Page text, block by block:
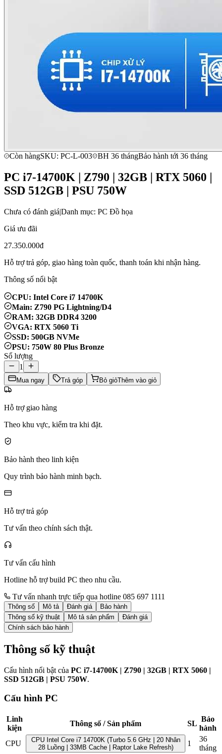
Còn hàngSKU: PC-L-003 BH 36 thángBảo hành tới 36 tháng
PC i7-14700K | Z790 | 32GB | RTX 5060 |
SSD 512GB | PSU 750W
Chưa có đánh giá|Danh mục: PC Đồ họa
Giá ưu đãi
27.350.000đ
Hỗ trợ trả góp, giao hàng toàn quốc, thanh toán khi nhận hàng.
Thông số nổi bật
CPU: Intel Core i7 14700K
Main: Z790 PG Lightning/D4
RAM: 32GB DDR4 3200
VGA: RTX 5060 Ti
SSD: 500GB NVMe
PSU: 750W 80 Plus Bronze
Số lượng
1
Mua ngay Trả góp Bỏ giỏThêm vào giỏ
Hỗ trợ giao hàng
Theo khu vực, kiểm tra khi đặt.
Bảo hành theo linh kiện
Quy trình bảo hành minh bạch.
Hỗ trợ trả góp
Tư vấn theo chính sách thật.
Tư vấn cấu hình
Hotline hỗ trợ build PC theo nhu cầu.
Tư vấn nhanh trực tiếp qua hotline 085 697 1111
Thông số Mô tả Đánh giá
Bảo hành
Thông số kỹ thuật
Mô tả sản phẩm
Đánh giá
Chính sách bảo hành
Thông số kỹ thuật
Cấu hình nổi bật của PC i7-14700K | Z790 | 32GB | RTX 5060 |
SSD 512GB | PSU 750W.
Cấu hình PC
Linh
kiện
Thông số / Sản phẩm SL
Bảo
hành
CPU
CPU Intel Core i7 14700K (Turbo 5.6 GHz | 20 Nhân
28 Luồng | 33MB Cache | Raptor Lake Refresh)
1
36
tháng